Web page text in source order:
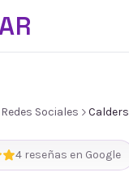
Sociales Calders
4 reseñas en Google